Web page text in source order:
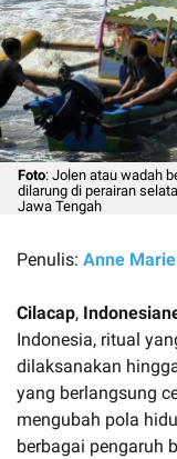
Foto: Jolen atau wadah
dilarung di perairan
Jawa Tengah
Penulis: Anne
Cilacap,
Indonesia, ritual
dilaksanakan
yang berlangsung
mengubah pola
berbagai pengaruh